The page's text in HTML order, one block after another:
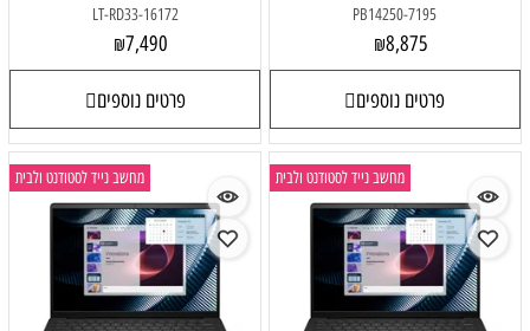
PB14250-7195
₪8,875
פרטים נוספים
LT-RD33-16172
₪7,490
פרטים נוספים
מחשב נייד לסטודנט ולבית מחשב נייד לסטודנט ולבית